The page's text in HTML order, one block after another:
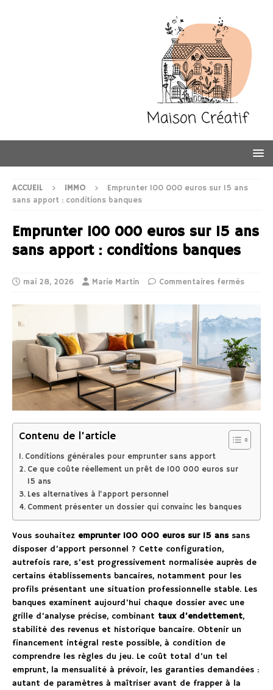
ACCUEIL IMMO
Emprunter 100 000 euros sur 15 ans
sans apport : conditions banques
Emprunter 100 000 euros sur 15 ans
sans apport : conditions banques
mai 28, 2026 Marie Martin Commentaires fermés
Contenu de l'article
Conditions générales pour emprunter sans apport
Ce que coûte réellement un prêt de 100 000 euros sur
15 ans
Les alternatives à l’apport personnel
Comment présenter un dossier qui convainc les banques
Vous souhaitez emprunter 100 000 euros sur 15 anssans
disposer d’apport personnel ? Cette configuration,
autrefois rare, s’est progressivement normalisée auprès de
certains établissements bancaires, notamment pour les
profils présentant une situation professionnelle stable. Les
banques examinent aujourd’hui chaque dossier avec une
grille d’analyse précise, combinant taux d’endettement,
stabilité des revenus et historique bancaire. Obtenir un
financement intégral reste possible, à condition de
comprendre les règles du jeu. Le coût total d’un tel
emprunt, la mensualité à prévoir, les garanties demandées :
autant de paramètres à maîtriser avant de frapper à la